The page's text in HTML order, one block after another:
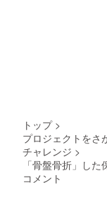
トップ >
プロジェクトをさ
チャレンジ >
「骨盤骨折」し
コメント